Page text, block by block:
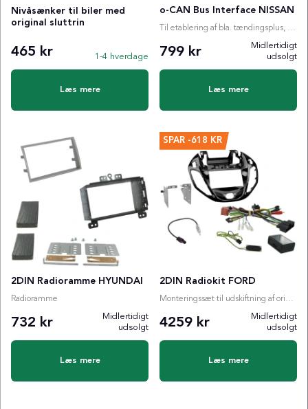
Nivåsænker til biler med
original sluttrin
465 kr 1-4 hverdage
Læs mere
o-CAN Bus Interface NISSAN
Til etablering af bla. tændingsplus, ratstyring etc.
799 kr
Midlertidigt
udsolgt
Læs mere
2DIN Radioramme HYUNDAI
Radioramme
732 kr
Midlertidigt
udsolgt
Læs mere
SPAR -618 KR
2DIN Radiokit FORD
Monteringssæt til udskiftning af originalradio
4259 kr
Midlertidigt
udsolgt
Læs mere